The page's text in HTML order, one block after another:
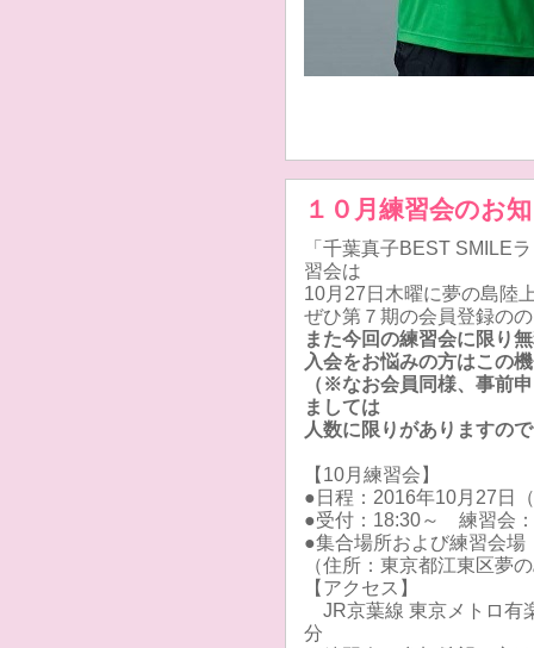
１０月練習会のお
「千葉真子BEST SMILE
習会は
10月27日木曜に夢の島陸
ぜひ第７期の会員登録の
また今回の練習会に限り
入会をお悩みの方はこの
（※なお会員同様、事前
ましては
人数に限りがありますの
【10月練習会】
●日程：2016年10月27日
●受付：18:30～ 練習会
●集合場所および練習会場
（住所：東京都江東区夢
【アクセス】
JR京葉線 東京メトロ有
分